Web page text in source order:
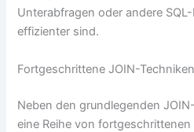
Unterabfragen oder andere
effizienter sind.
Fortgeschrittene JOIN-
Neben den grundlegenden
eine Reihe von